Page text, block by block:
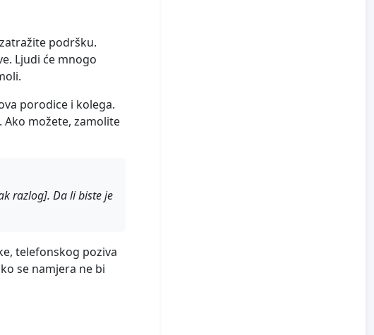
podršku.
Ljudi će mnogo
porodice i kolega.
Ako možete, zamolite
razlog]. Da li biste je
telefonskog poziva
se namjera ne bi